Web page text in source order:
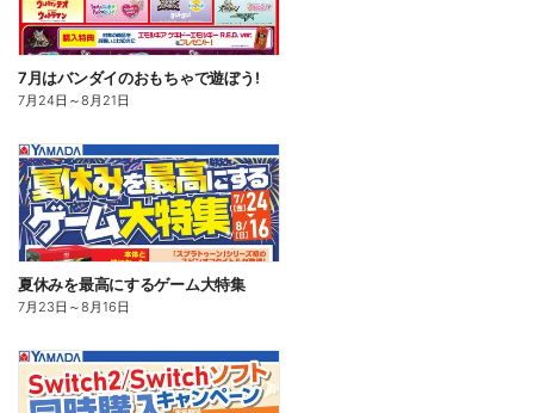
7月はバンダイのおもちゃで遊ぼう!
7月24日 ～8月21日
夏休みを最高にするゲーム大特集
7月23日 ～8月16日